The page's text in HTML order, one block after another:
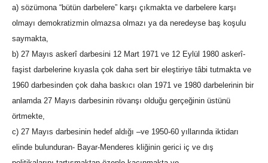
a) sözümona “bütün darbelere” karşı çıkmakta ve darbelere karşı
olmayı demokratizmin olmazsa olmazı ya da neredeyse baş koşulu
saymakta,
b) 27 Mayıs askerî darbesini 12 Mart 1971 ve 12 Eylül 1980 askerî-
faşist darbelerine kıyasla çok daha sert bir eleştiriye tâbi tutmakta ve
1960 darbesinden çok daha baskıcı olan 1971 ve 1980 darbelerinin bir
anlamda 27 Mayıs darbesinin rövanşı olduğu gerçeğinin üstünü
örtmekte,
c) 27 Mayıs darbesinin hedef aldığı –ve 1950-60 yıllarında iktidarı
elinde bulunduran- Bayar-Menderes kliğinin gerici iç ve dış